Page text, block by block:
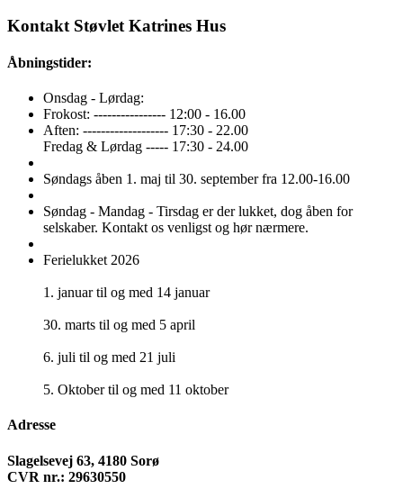
Kontakt Støvlet Katrines Hus
Åbningstider:
Onsdag - Lørdag:
Frokost: ---------------- 12:00 - 16.00
Aften: ------------------- 17:30 - 22.00
Fredag & Lørdag ----- 17:30 - 24.00
Søndags åben 1. maj til 30. september fra 12.00-16.00
Søndag - Mandag - Tirsdag er der lukket, dog åben for
selskaber. Kontakt os venligst og hør nærmere.
Ferielukket 2026
1. januar til og med 14 januar
30. marts til og med 5 april
6. juli til og med 21 juli
5. Oktober til og med 11 oktober
Adresse
Slagelsevej 63, 4180 Sorø
CVR nr.: 29630550